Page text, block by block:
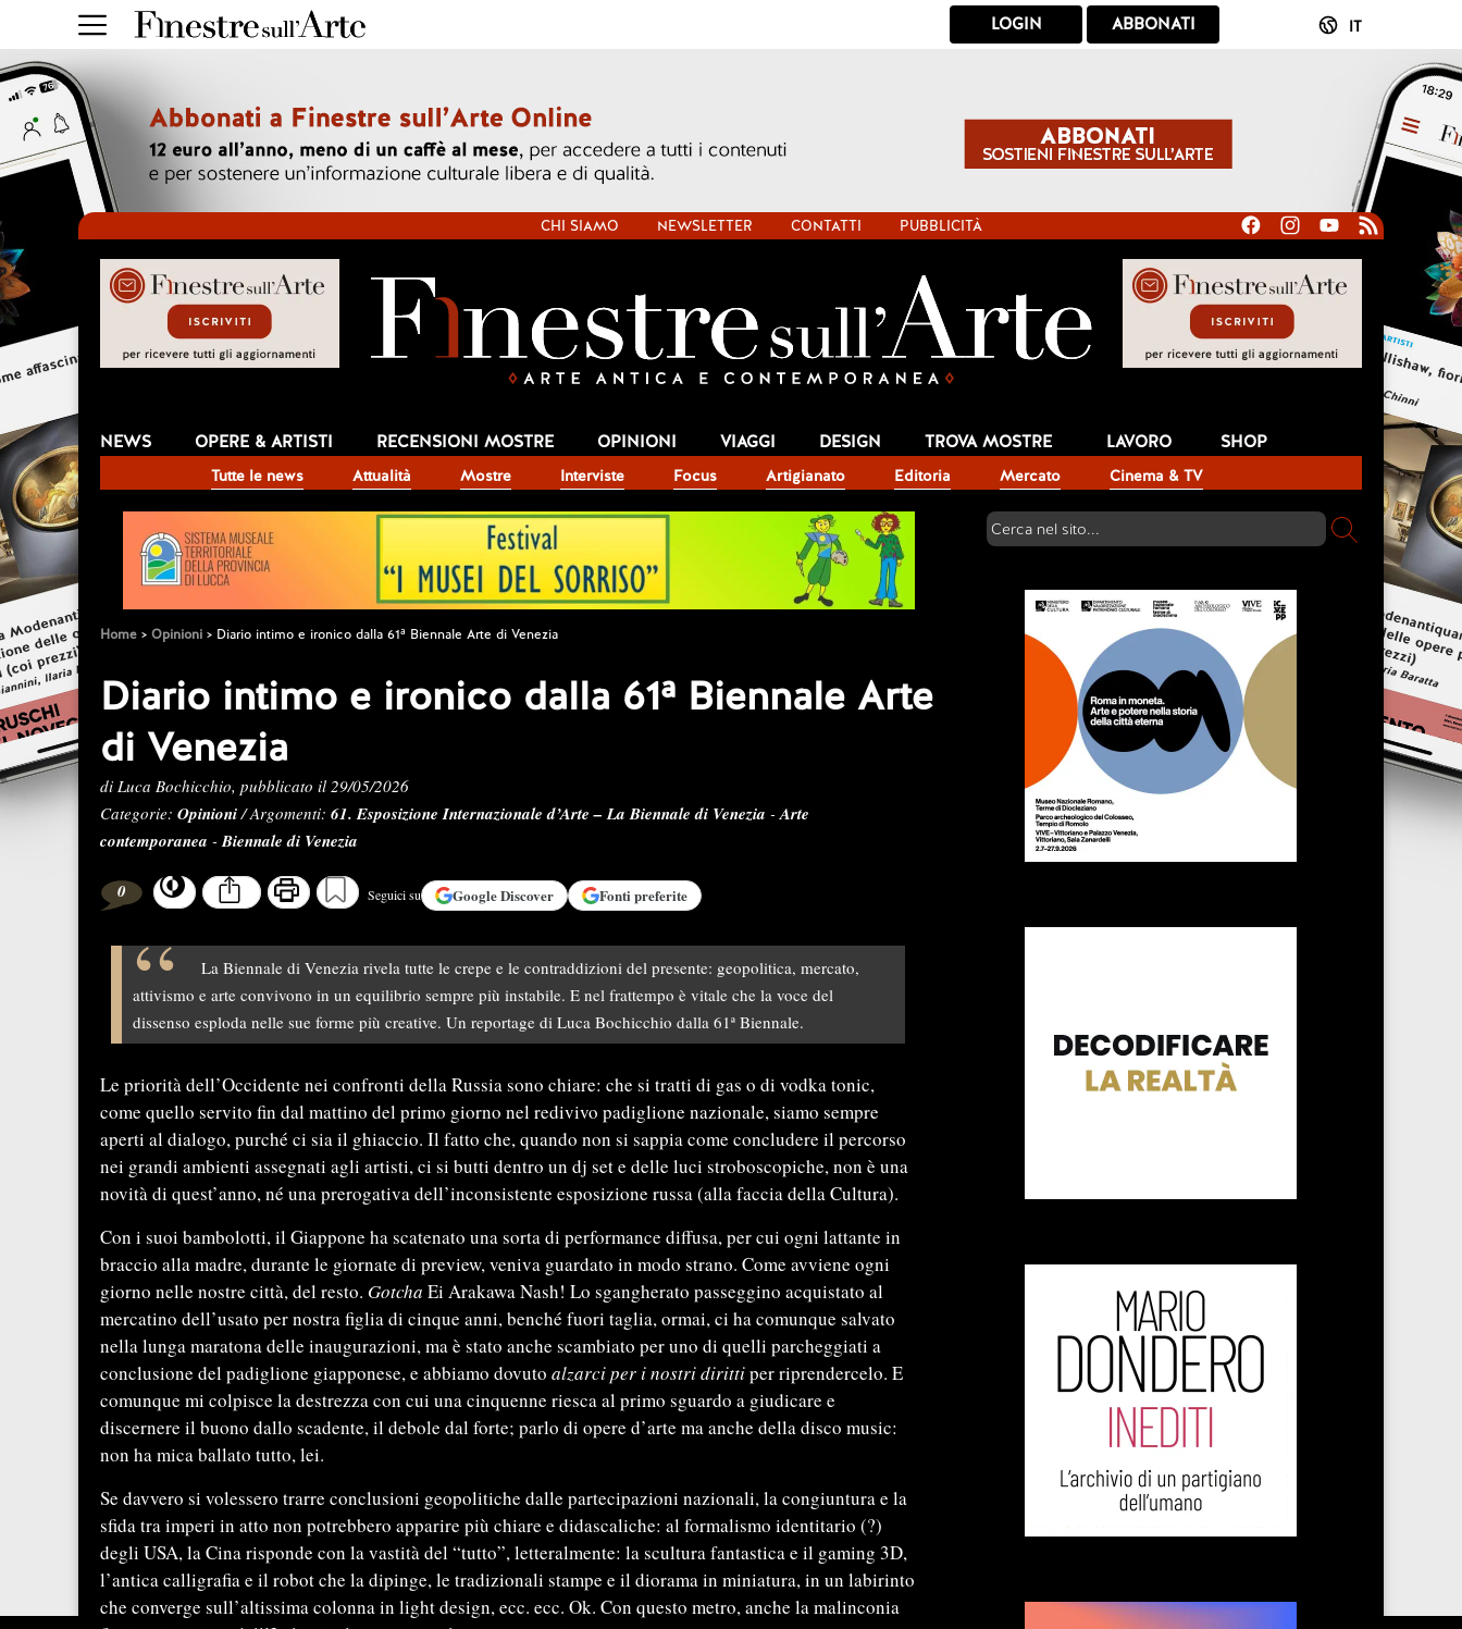
ABBONATI
LOGIN IT
CHI SIAMO NEWSLETTER CONTATTI PUBBLICITÀ
NEWS
Tutte le news Attualità Mostre Interviste Focus Artigianato Editoria Mercato Cinema & TV
OPERE & ARTISTI RECENSIONI MOSTRE OPINIONI VIAGGI DESIGN TROVA MOSTRE LAVORO SHOP
Home Opinioni Diario intimo e ironico dalla 61ª Biennale Arte di Venezia
Diario intimo e ironico dalla 61ª Biennale Arte
di Venezia
di Luca Bochicchio, pubblicato il 29/05/2026
Categorie: Opinioni/ Argomenti: 61. Esposizione Internazionale d’Arte – La Biennale di Venezia -Arte
contemporanea -Biennale di Venezia
0 Seguici su GoogleDiscover Fonti preferite
La Biennale di Venezia rivela tutte le crepe e le contraddizioni del presente: geopolitica, mercato,
attivismo e arte convivono in un equilibrio sempre più instabile. E nel frattempo è vitale che la voce del
dissenso esploda nelle sue forme più creative. Un reportage di Luca Bochicchio dalla 61ª Biennale.
Le priorità dell’Occidente nei confronti della Russia sono chiare: che si tratti di gas o di vodka tonic,
come quello servito fin dal mattino del primo giorno nel redivivo padiglione nazionale, siamo sempre
aperti al dialogo, purché ci sia il ghiaccio. Il fatto che, quando non si sappia come concludere il percorso
nei grandi ambienti assegnati agli artisti, ci si butti dentro un dj set e delle luci stroboscopiche, non è una
novità di quest’anno, né una prerogativa dell’inconsistente esposizione russa (alla faccia della Cultura).
Con i suoi bambolotti, il Giappone ha scatenato una sorta di performance diffusa, per cui ogni lattante in
braccio alla madre, durante le giornate di preview, veniva guardato in modo strano. Come avviene ogni
giorno nelle nostre città, del resto. Gotcha Ei Arakawa Nash! Lo sgangherato passeggino acquistato al
mercatino dell’usato per nostra figlia di cinque anni, benché fuori taglia, ormai, ci ha comunque salvato
nella lunga maratona delle inaugurazioni, ma è stato anche scambiato per uno di quelli parcheggiati a
conclusione del padiglione giapponese, e abbiamo dovuto alzarci per i nostri dirittiper riprendercelo. E
comunque mi colpisce la destrezza con cui una cinquenne riesca al primo sguardo a giudicare e
discernere il buono dallo scadente, il debole dal forte; parlo di opere d’arte ma anche della disco music:
non ha mica ballato tutto, lei.
Se davvero si volessero trarre conclusioni geopolitiche dalle partecipazioni nazionali, la congiuntura e la
sfida tra imperi in atto non potrebbero apparire più chiare e didascaliche: al formalismo identitario (?)
degli USA, la Cina risponde con la vastità del “tutto”, letteralmente: la scultura fantastica e il gaming 3D,
l’antica calligrafia e il robot che la dipinge, le tradizionali stampe e il diorama in miniatura, in un labirinto
che converge sull’altissima colonna in light design, ecc. ecc. Ok. Con questo metro, anche la malinconia